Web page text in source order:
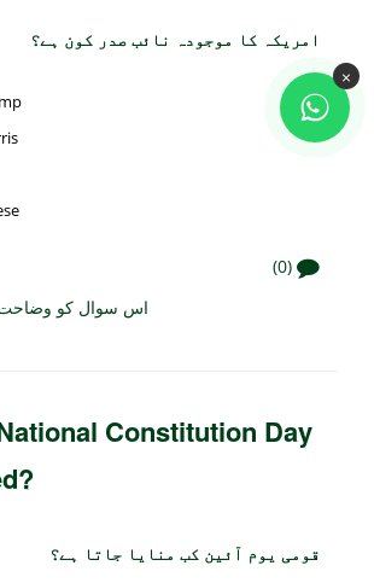
امریکہ کا موجودہ نائب صدر کون ہے؟
(0)
اس سوال کو وضاحت
Constitution Day
قومی یوم آئین کب منایا جاتا ہے؟
×